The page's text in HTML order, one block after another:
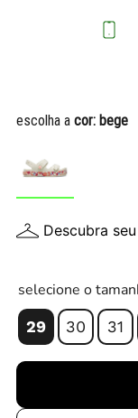
escolha a cor: bege
Descubra
selecione o
29 30 31